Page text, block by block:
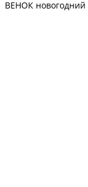
ВЕНОК новогодний